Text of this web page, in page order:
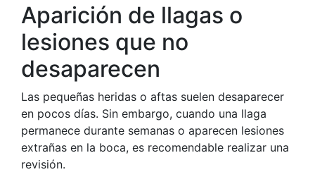
Aparición de llagas o
lesiones que no
desaparecen
Las pequeñas heridas o aftas suelen desaparecer
en pocos días. Sin embargo, cuando una llaga
permanece durante semanas o aparecen lesiones
extrañas en la boca, es recomendable realizar una
revisión.